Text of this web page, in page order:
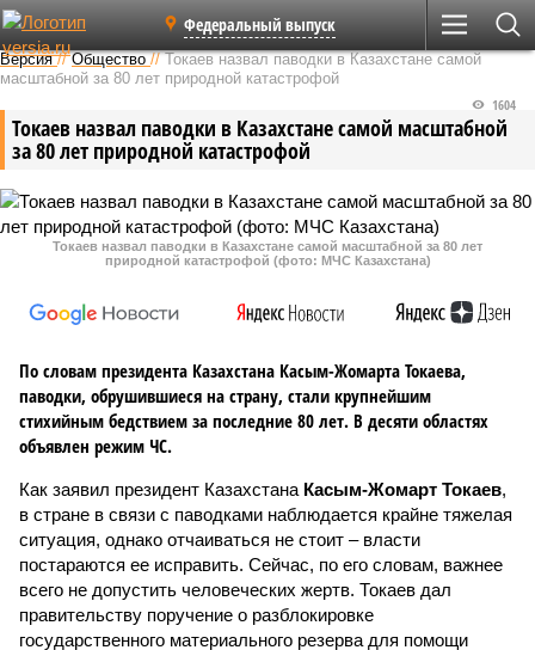
Федеральный выпуск
Версия //Общество //Токаев назвал паводки в Казахстане самой
масштабной за 80 лет природной катастрофой
Токаев назвал паводки в Казахстане самой масштабной
за 80 лет природной катастрофой
1604
Токаев назвал паводки в Казахстане самой масштабной за 80 лет
природной катастрофой (фото: МЧС Казахстана)
По словам президента Казахстана Касым-Жомарта Токаева,
паводки, обрушившиеся на страну, стали крупнейшим
стихийным бедствием за последние 80 лет. В десяти областях
объявлен режим ЧС.
Как заявил президент Казахстана Касым-Жомарт Токаев,
в стране в связи с паводками наблюдается крайне тяжелая
ситуация, однако отчаиваться не стоит – власти
постараются ее исправить. Сейчас, по его словам, важнее
всего не допустить человеческих жертв. Токаев дал
правительству поручение о разблокировке
государственного материального резерва для помощи